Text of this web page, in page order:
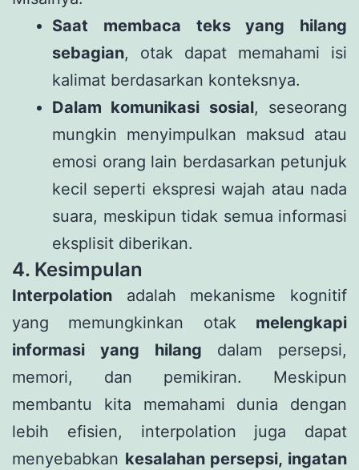
Saat membaca teks yang hilang
sebagian, otak dapat memahami isi
kalimat berdasarkan konteksnya.
Dalam komunikasi sosial, seseorang
mungkin menyimpulkan maksud atau
emosi orang lain berdasarkan petunjuk
kecil seperti ekspresi wajah atau nada
suara, meskipun tidak semua informasi
eksplisit diberikan.
4. Kesimpulan
Interpolation adalah mekanisme kognitif
yang memungkinkan otak melengkapi
informasi yang hilang dalam persepsi,
memori, dan pemikiran. Meskipun
membantu kita memahami dunia dengan
lebih efisien, interpolation juga dapat
menyebabkan kesalahan persepsi, ingatan